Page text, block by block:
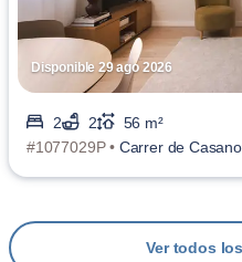
Disponible 29 ago 2026
2 2
56 m²
#1077029P • Carrer de
Ver todos